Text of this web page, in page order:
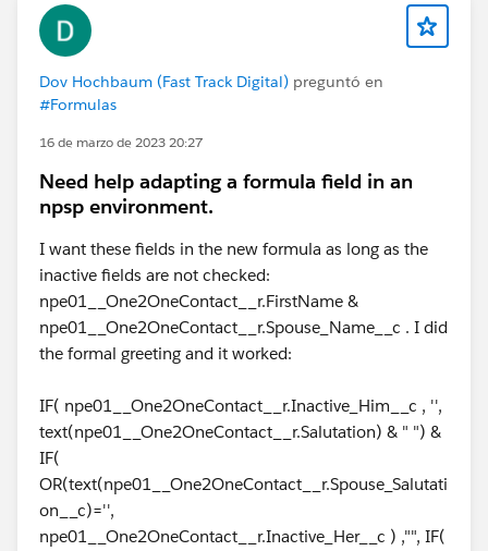
Dov Hochbaum (Fast Track Digital) preguntó en
#Formulas
16 de marzo de 2023 20:27
Need help adapting a formula field in an
npsp environment.
I want these fields in the new formula as long as the
inactive fields are not checked:
npe01__One2OneContact__r.FirstName &
npe01__One2OneContact__r.Spouse_Name__c . I did
the formal greeting and it worked:
IF( npe01__One2OneContact__r.Inactive_Him__c , '',
text(npe01__One2OneContact__r.Salutation) & " ") &
IF(
OR(text(npe01__One2OneContact__r.Spouse_Salutati
on__c)='',
npe01__One2OneContact__r.Inactive_Her__c ) ,"", IF(